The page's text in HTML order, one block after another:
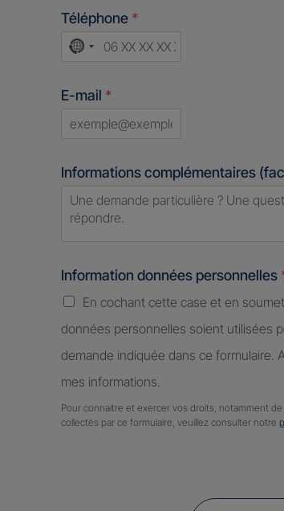
Téléphone *
No
selected
E-mail *
Informations complémentaires
Information données personnelles
En cochant cette case et en
données personnelles soient utilisées
demande indiquée dans ce formulaire.
mes informations.
Pour connaitre et exercer vos droits, notamment
collectés par ce formulaire, veuillez consulter notre